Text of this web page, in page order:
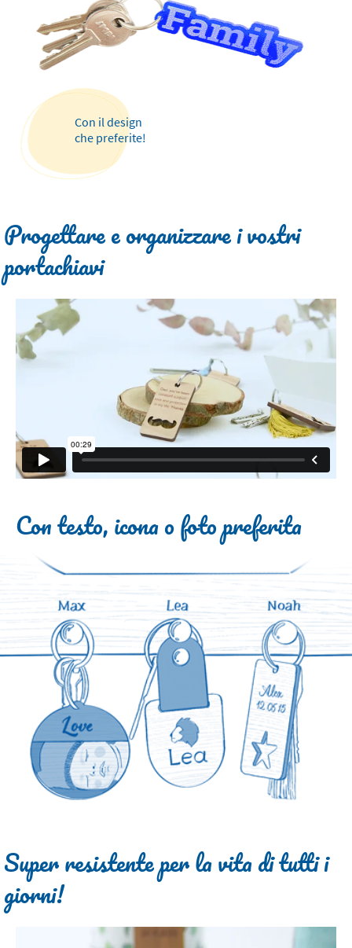
Con il design
che preferite!
Progettare e organizzare i vostri
portachiavi
Con testo, icona o foto preferita
Super resistente per la vita di tutti i
giorni!